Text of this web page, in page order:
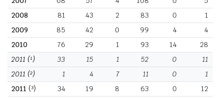
2008
81 43 2 83 0
1
2009
85 42 0 99 4
4
2010
76 29 1 93 14
28
2011 (¹) 33 15 1 52 0
11
2011 (²) 1 4 7 11 0
1
2011 (³) 34 19 8 63 0
12